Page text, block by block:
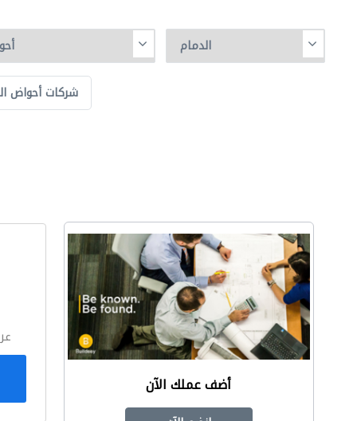
شركات أحواض
أضف عملك الآن